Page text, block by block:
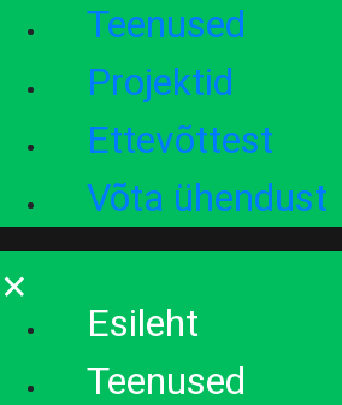
Teenused
Projektid
Ettevõttest
Võta ühendust
×
Esileht
Teenused